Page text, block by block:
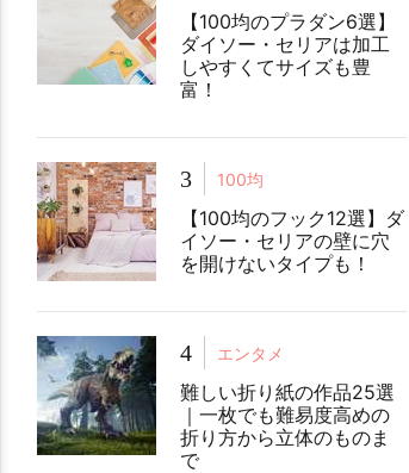
【100均のプラダン6選】
ダイソー・セリアは加工
しやすくてサイズも豊
富！
3 100均
【100均のフック12選】ダ
イソー・セリアの壁に穴
を開けないタイプも！
4 エンタメ
難しい折り紙の作品25選
｜一枚でも難易度高めの
折り方から立体のものま
で